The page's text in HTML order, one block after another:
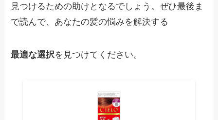
見つけるための助けとなるでしょう。ぜひ最後ま
で読んで、あなたの髪の悩みを解決する
最適な選択を見つけてください。